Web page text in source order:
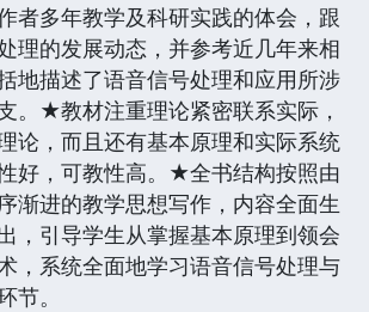
者多年教学及科研实践的体会，跟
理的发展动态，并参考近几年来相
地描述了语音信号处理和应用所涉
。★教材注重理论紧密联系实际，
论，而且还有基本原理和实际系统
好，可教性高。★全书结构按照由
渐进的教学思想写作，内容全面生
，引导学生从掌握基本原理到领会
，系统全面地学习语音信号处理与
节。